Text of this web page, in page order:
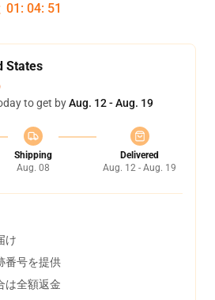
01 : 04: 51
States
to get byAug. 12 - Aug. 19
Shipping
Aug. 08
Delivered
Aug. 12 - Aug. 19
け
番号を提供
は全額返金